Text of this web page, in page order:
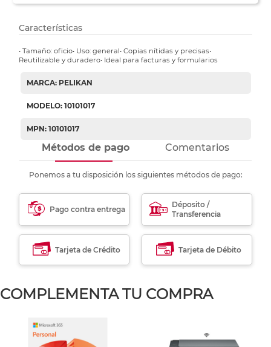
Características
• Tamaño: oficio• Uso: general• Copias nítidas y precisas•
Reutilizable y duradero• Ideal para facturas y formularios
MARCA: PELIKAN
MODELO: 10101017
MPN: 10101017
Métodos de pago Comentarios
Ponemos a tu disposición los siguientes métodos de pago:
Pago contra entrega
Déposito /
Transferencia
Tarjeta de Crédito Tarjeta de Débito
COMPLEMENTA TU COMPRA